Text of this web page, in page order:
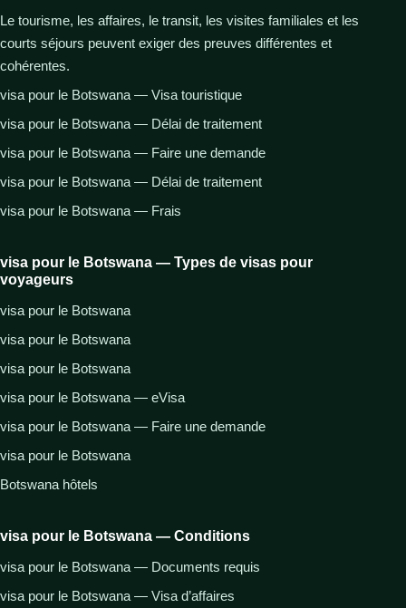
Le tourisme, les affaires, le transit, les visites familiales et les
courts séjours peuvent exiger des preuves différentes et
cohérentes.
visa pour le Botswana — Visa touristique
visa pour le Botswana — Délai de traitement
visa pour le Botswana — Faire une demande
visa pour le Botswana — Délai de traitement
visa pour le Botswana — Frais
visa pour le Botswana — Types de visas pour
voyageurs
visa pour le Botswana
visa pour le Botswana
visa pour le Botswana
visa pour le Botswana — eVisa
visa pour le Botswana — Faire une demande
visa pour le Botswana
Botswana hôtels
visa pour le Botswana — Conditions
visa pour le Botswana — Documents requis
visa pour le Botswana — Visa d’affaires